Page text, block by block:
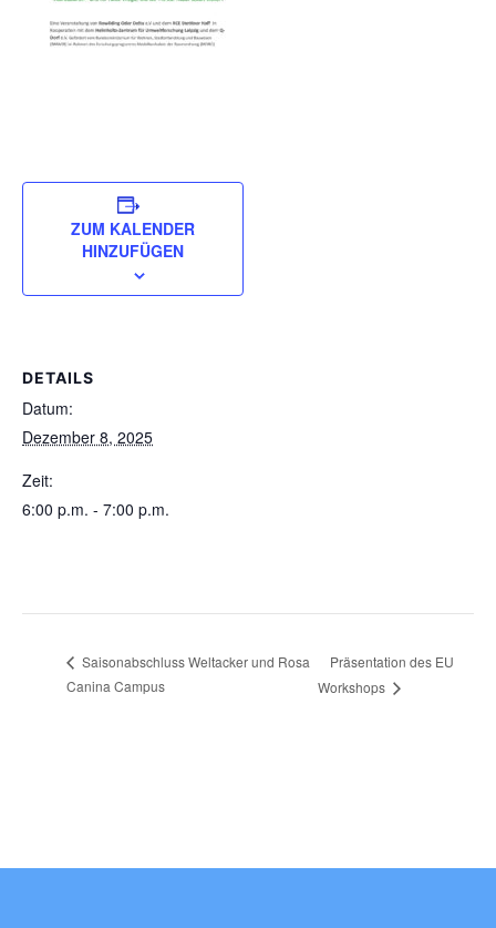
ZUM KALENDER
HINZUFÜGEN
DETAILS
Datum:
Dezember 8, 2025
Zeit:
6:00 p.m. - 7:00 p.m.
Saisonabschluss Weltacker und Rosa
Canina Campus
Präsentation des EU
Workshops